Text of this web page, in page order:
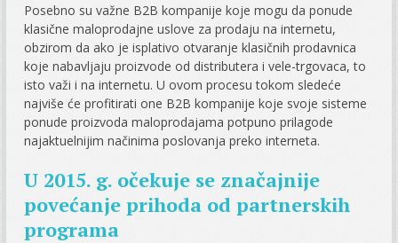
Posebno su važne B2B kompanije koje mogu da ponude
klasične maloprodajne uslove za prodaju na internetu,
obzirom da ako je isplativo otvaranje klasičnih prodavnica
koje nabavljaju proizvode od distributera i vele-trgovaca, to
isto važi i na internetu. U ovom procesu tokom sledeće
najviše će profitirati one B2B kompanije koje svoje sisteme
ponude proizvoda maloprodajama potpuno prilagode
najaktuelnijim načinima poslovanja preko interneta.
U 2015. g. očekuje se značajnije
povećanje prihoda od partnerskih
programa